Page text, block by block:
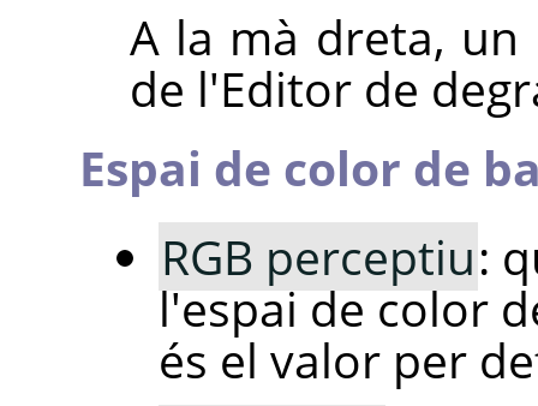
A la mà dreta,
de l'Editor de
Espai de color de
RGB perceptiu:
l'espai de color
és el valor per